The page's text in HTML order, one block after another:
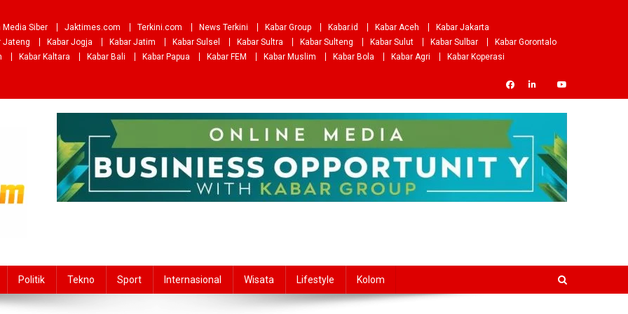
Media Siber Jaktimes.com Terkini.com News Terkini Kabar Group Kabar.id Kabar Aceh
Kabar Jakarta
Jateng Kabar Jogja Kabar Jatim Kabar Sulsel Kabar Sultra Kabar Sulteng Kabar Sulut Kabar Sulbar
Kabar Gorontalo
Kabar Kaltara Kabar Bali Kabar Papua Kabar FEM Kabar Muslim Kabar Bola Kabar Agri
Kabar Koperasi
Politik Tekno Sport Internasional Wisata Lifestyle Kolom